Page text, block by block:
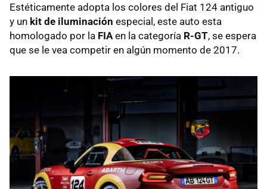
Estéticamente adopta los colores del Fiat 124 antiguo
y un kit de iluminación especial, este auto esta
homologado por la FIA en la categoría R-GT, se espera
que se le vea competir en algún momento de 2017.